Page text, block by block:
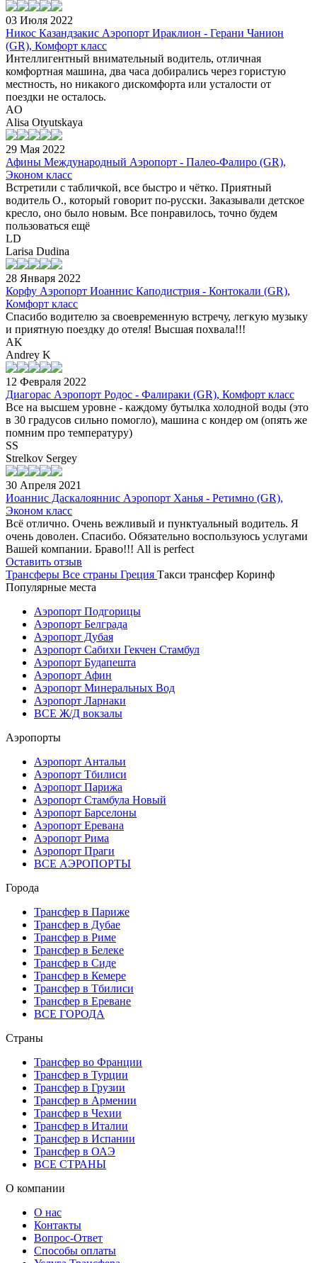
03 Июля 2022
Никос Казандзакис Аэропорт Ираклион - Герани Чанион
(GR), Комфорт класс
Интеллигентный внимательный водитель, отличная
комфортная машина, два часа добирались через гористую
местность, но никакого дискомфорта или усталости от
поездки не осталось.
AO
Alisa Otyutskaya
29 Мая 2022
Афины Международный Аэропорт - Палео-Фалиро (GR),
Эконом класс
Встретили с табличкой, все быстро и чётко. Приятный
водитель О., который говорит по-русски. Заказывали детское
кресло, оно было новым. Все понравилось, точно будем
пользоваться ещё
LD
Larisa Dudina
28 Января 2022
Корфу Аэропорт Иоаннис Каподистрия - Контокали (GR),
Комфорт класс
Спасибо водителю за своевременную встречу, легкую музыку
и приятную поездку до отеля! Высшая похвала!!!
AK
Andrey K
12 Февраля 2022
Диагорас Аэропорт Родос - Фалираки (GR), Комфорт класс
Все на высшем уровне - каждому бутылка холодной воды (это
в 30 градусов сильно помогло), машина с кондер ом (опять же
помним про температуру)
SS
Strelkov Sergey
30 Апреля 2021
Иоаннис Даскалояннис Аэропорт Ханья - Ретимно (GR),
Эконом класс
Всё отлично. Очень вежливый и пунктуальный водитель. Я
очень доволен. Спасибо. Обязательно воспользуюсь услугами
Вашей компании. Браво!!! All is perfect
Оставить отзыв
Трансферы Все страны Греция Такси трансфер Коринф
Популярные места
Аэропорт Подгорицы
Аэропорт Белграда
Аэропорт Дубая
Аэропорт Сабихи Гекчен Стамбул
Аэропорт Будапешта
Аэропорт Афин
Аэропорт Минеральных Вод
Аэропорт Ларнаки
ВСЕ Ж/Д вокзалы
Аэропорты
Аэропорт Антальи
Аэропорт Тбилиси
Аэропорт Парижа
Аэропорт Стамбула Новый
Аэропорт Барселоны
Аэропорт Еревана
Аэропорт Рима
Аэропорт Праги
ВСЕ АЭРОПОРТЫ
Города
Трансфер в Париже
Трансфер в Дубае
Трансфер в Риме
Трансфер в Белеке
Трансфер в Сиде
Трансфер в Кемере
Трансфер в Тбилиси
Трансфер в Ереване
ВСЕ ГОРОДА
Страны
Трансфер во Франции
Трансфер в Турции
Трансфер в Грузии
Трансфер в Армении
Трансфер в Чехии
Трансфер в Италии
Трансфер в Испании
Трансфер в ОАЭ
ВСЕ СТРАНЫ
О компании
О нас
Контакты
Вопрос-Ответ
Способы оплаты